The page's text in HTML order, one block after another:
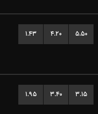
۱.۴۳ ۴.۲۰ ۵.۵۰
۱.۹۵ ۳.۴۰ ۳.۱۵